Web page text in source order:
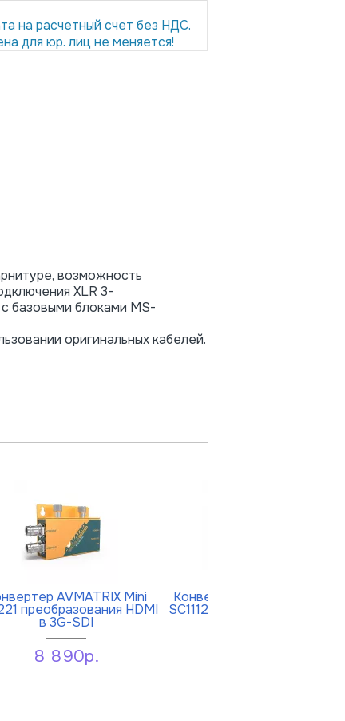
на расчетный счет без НДС.
для юр. лиц не меняется!
возможность
XLR 3-
базовыми блоками MS-
оригинальных кабелей.
AVMATRIX Mini
преобразования HDMI
в 3G-SDI
8 890р.
Конвертер AVMATRIX Mini
SC1112 преобразования 3G-